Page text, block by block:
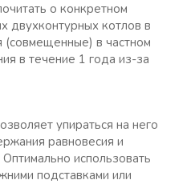
о конкретном
двухконтурных котлов в
в частном
в течение 1 года из-за
упираться на него
равновесия и
использовать
подставками или